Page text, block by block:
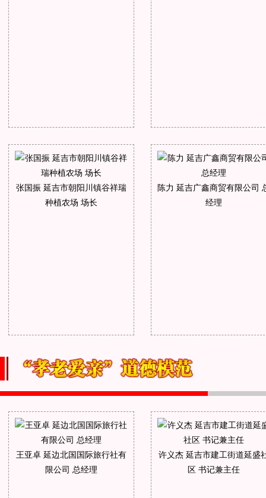
张国振 延吉市朝阳川镇谷祥瑞
种植农场 场长
陈力 延吉广鑫商贸有限公司
经理
王亚卓 延边北国国际旅行社有
限公司 总经理
许义杰 延吉市建工街道延盛
区 书记兼主任